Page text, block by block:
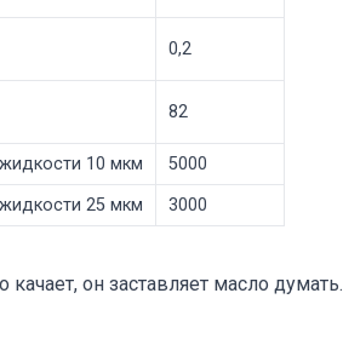
0,2
82
10 мкм
5000
25 мкм
3000
он заставляет масло думать.